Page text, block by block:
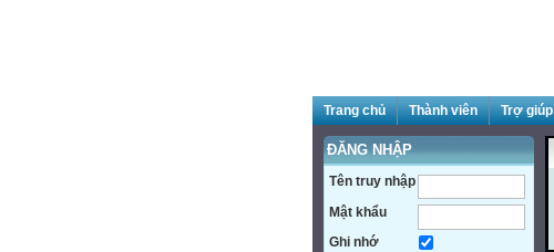
Trang chủ Thành viên Trợ giúp
ĐĂNG NHẬP
Tên truy nhập
Mật khẩu
Ghi nhớ